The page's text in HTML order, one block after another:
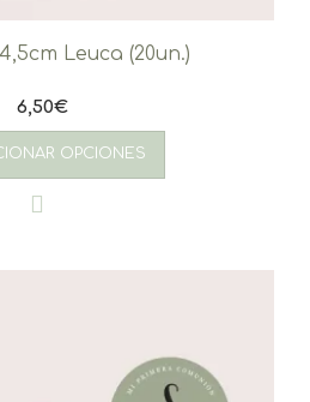
Leuca (20un.)
6,50€
OPCIONES